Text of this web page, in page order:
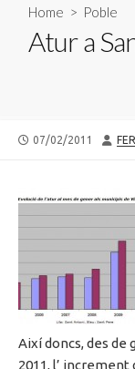
Home > Poble
Atur a
PUBLISHED
07/02/2011
Així doncs, des de
2011, l’